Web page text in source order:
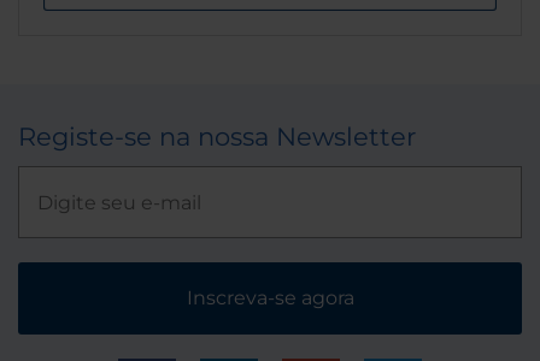
Registe-se na nossa Newsletter
Inscreva-se agora